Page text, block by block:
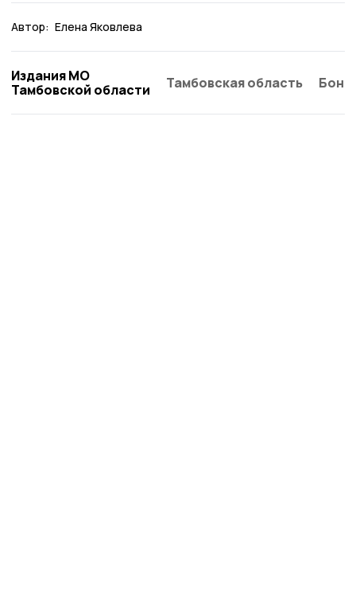
Автор: Елена Яковлева
Издания МО
Тамбовской области
Тамбовская область